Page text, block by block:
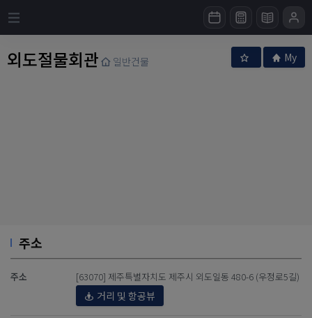
외도절물회관 일반건물 My
주소
주소 [63070] 제주특별자치도 제주시 외도일동 480-6 (우정로5길)
거리 및 항공뷰